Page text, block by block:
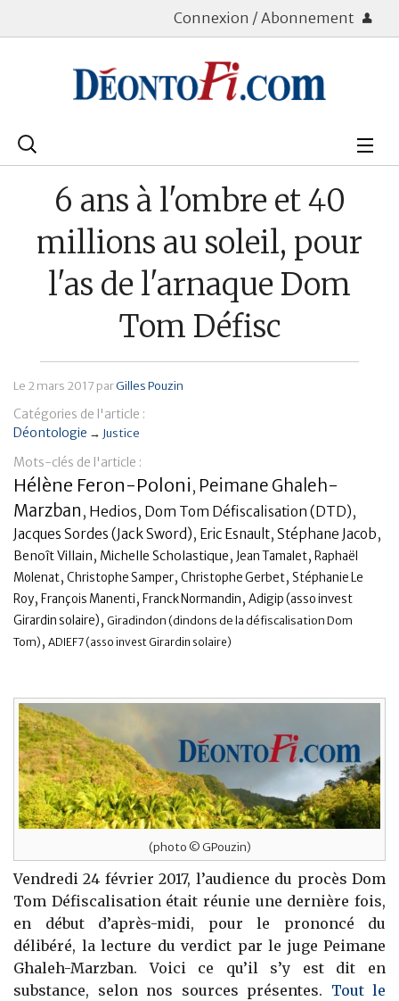
Connexion / Abonnement
Rechercher
Déontologie
Immobilier
Banque
6 ans à l'ombre et 40
millions au soleil, pour
l'as de l'arnaque Dom
Tom Défisc
Le 2 mars 2017 parGilles Pouzin
Catégories de l'article :
Déontologie → Justice
Mots-clés de l'article :
Hélène Feron-Poloni , Peimane Ghaleh-
Marzban , Hedios, Dom Tom Défiscalisation (DTD),
Jacques Sordes (Jack Sword), Eric Esnault, Stéphane Jacob,
Benoît Villain, Michelle Scholastique, Jean Tamalet, Raphaël
Molenat, Christophe Samper, Christophe Gerbet, Stéphanie Le
Roy, François Manenti, Franck Normandin, Adigip (asso invest
Girardin solaire), Giradindon (dindons de la défiscalisation Dom
Tom) , ADIEF7 (asso invest Girardin solaire)
(photo © GPouzin)
Vendredi 24 février 2017, l’audience du procès Dom
Tom Défiscalisation était réunie une dernière fois,
en début d’après-midi, pour le prononcé du
délibéré, la lecture du verdict par le juge Peimane
Ghaleh-Marzban. Voici ce qu’il s’y est dit en
substance, selon nos sources présentes. Tout le